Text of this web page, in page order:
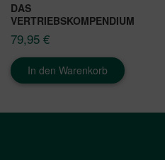
DAS
VERTRIEBSKOMPENDIUM
79,95 €
In den Warenkorb